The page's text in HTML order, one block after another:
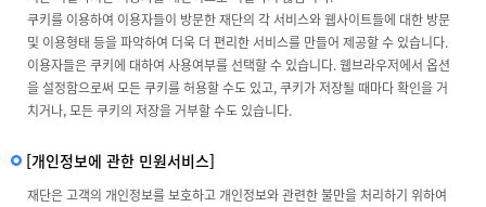
쿠키를 이용하여 이용자들이 방문한 재단의 각 서비스와 웹사이트들에 대한 방문
및 이용형태 등을 파악하여 더욱 더 편리한 서비스를 만들어 제공할 수 있습니다.
이용자들은 쿠키에 대하여 사용여부를 선택할 수 있습니다. 웹브라우저에서 옵션
을 설정함으로써 모든 쿠키를 허용할 수도 있고, 쿠키가 저장될 때마다 확인을 거
치거나, 모든 쿠키의 저장을 거부할 수도 있습니다.
[개인정보에 관한 민원서비스]
재단은 고객의 개인정보를 보호하고 개인정보와 관련한 불만을 처리하기 위하여